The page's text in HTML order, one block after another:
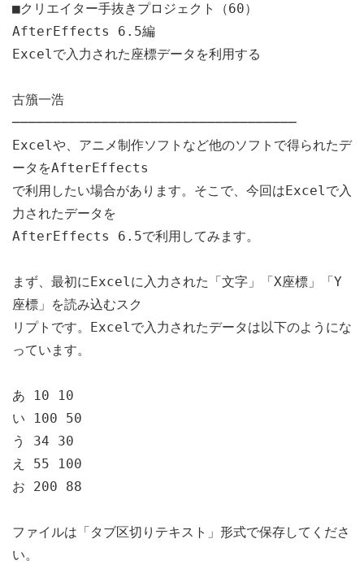
■クリエイター手抜きプロジェクト（60）
AfterEffects 6.5編
Excelで入力された座標データを利用する
古籏一浩
───────────────────────────────────
Excelや、アニメ制作ソフトなど他のソフトで得られたデ
ータをAfterEffects
で利用したい場合があります。そこで、今回はExcelで入
力されたデータを
AfterEffects 6.5で利用してみます。
まず、最初にExcelに入力された「文字」「X座標」「Y
座標」を読み込むスク
リプトです。Excelで入力されたデータは以下のようにな
っています。
あ 10 10
い 100 50
う 34 30
え 55 100
お 200 88
ファイルは「タブ区切りテキスト」形式で保存してくださ
い。